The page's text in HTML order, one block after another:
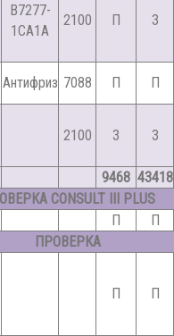
B7277-
1CA1A
2100 П З
Антифриз 7088 П П
2100 З З
9468 43418
CONSULT III PLUS
П П
ПРОВЕРКА
П П